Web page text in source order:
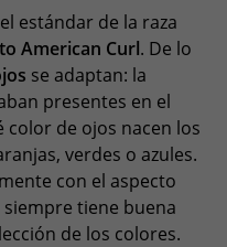
estándar de la raza
American Curl. De lo
se adaptan: la
presentes en el
de ojos nacen los
verdes o azules.
con el aspecto
tiene buena
de los colores.